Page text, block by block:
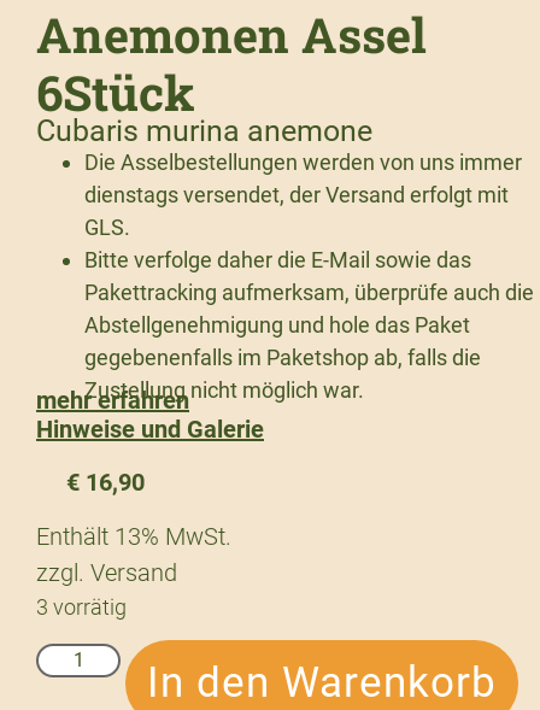
Anemonen Assel
6Stück
Cubaris murina anemone
Die Asselbestellungen werden von uns immer
dienstags versendet, der Versand erfolgt mit
GLS.
Bitte verfolge daher die E-Mail sowie das
Pakettracking aufmerksam, überprüfe auch die
Abstellgenehmigung und hole das Paket
gegebenenfalls im Paketshop ab, falls die
Zustellung nicht möglich war.
mehr erfahren
Hinweise und Galerie
€ 16,90
Enthält 13% MwSt.
zzgl. Versand
3 vorrätig
In den Warenkorb